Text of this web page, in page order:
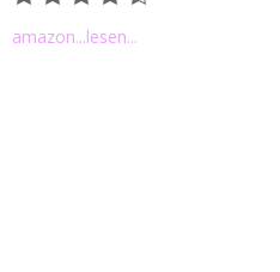
amazon...lesen...